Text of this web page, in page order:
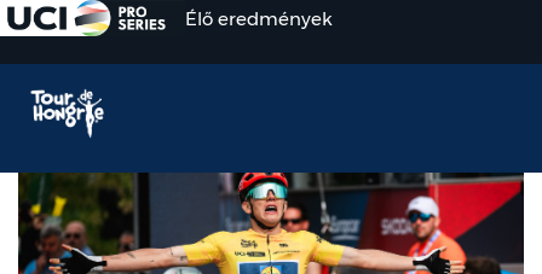
Élő eredmények